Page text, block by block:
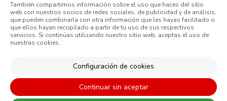
Términos y Condiciones
Política de Privacidad
Política de Cookies
Condiciones generales de venta
También compartimos información sobre el uso que haces del sitio
web con nuestros socios de redes sociales, de publicidad y de análisis,
que pueden combinarla con otra información que les hayas facilitado o
que ellos hayan recopilado a partir de tu uso de sus respectivos
servicios. Si continúas utilizando nuestro sitio web, aceptas el uso de
nuestras cookies.
Configuración de cookies
Continuar sin aceptar